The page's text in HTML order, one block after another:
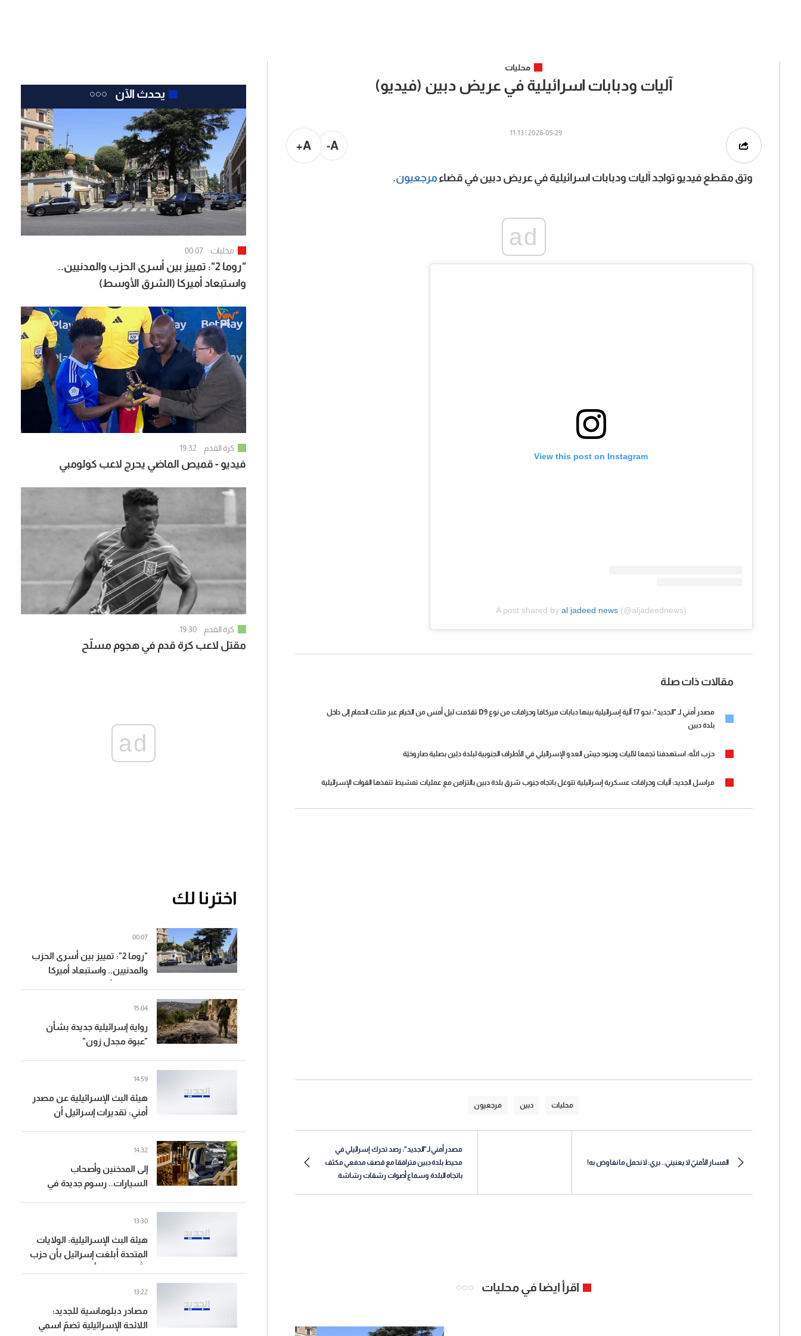
محليات
آليات ودبابات اسرائيلية في عريض دبين (فيديو)
2026-05-29 | 11:13
A-
A+
وتق مقطع فيديو تواجد آليات ودبابات اسرائيلية في عريض دبين في قضاء مرجعيون.
ad
View this post on Instagram
A post shared by al jadeed news(@aljadeednews)
مقالات ذات صلة
مصدر أمني لـ "الجديد": نحو 17 آلية إسرائيلية بينها دبابات ميركافا وجرافات من نوع D9 تقدّمت ليل أمس من الخيام عبر مثلث الحمام إلى داخل
بلدة دبين
حزب الله: استهدفنا تجمعا لآليات وجنود جيش العدو الإسرائيلي في الأطراف الجنوبية لبلدة دبّين بصلية صاروخيّة
مراسل الجديد: آليات وجرافات عسكرية إسرائيلية تتوغل باتجاه جنوب شرق بلدة دبين بالتزامن مع عمليات تمشيط تنفذها القوات الإسرائيلية
محليات دبين مرجعيون
المسار الأمنيّ لا يعنيني.. بري: لا نحمل ما نفاوض به!
مصدر أمني لـ"الجديد": رصد تحرك إسرائيلي في
محيط بلدة دبين مترافقا مع قصف مدفعي مكثف
باتجاه البلدة وسماع أصوات رشقات رشاشة
اقرأ ايضا في محليات
يحدث الآن
محليات 00:07
"روما 2": تمييز بين أسرى الحزب والمدنيين..
واستبعاد أميركا (الشرق الأوسط)
كرة القدم 19:32
فيديو - قميص الماضي يحرج لاعب كولومبي
كرة القدم 19:30
مقتل لاعب كرة قدم في هجوم مسلّح
ad
اخترنا لك
"روما 2": تمييز بين أسرى الحزب
والمدنيين.. واستبعاد أميركا
00:07
رواية إسرائيلية جديدة بشأن
"عبوة مجدل زون"
15:04
هيئة البث الإسرائيلية عن مصدر
أمني: تقديرات إسرائيل أن
14:59
إلى المدخنين وأصحاب
السيارات.. رسوم جديدة في
14:32
هيئة البث الإسرائيلية: الولايات
المتحدة أبلغت إسرائيل بأن حزب
13:30
مصادر دبلوماسية للجديد:
اللائحة الإسرائيلية تضمّ اسمي
13:22